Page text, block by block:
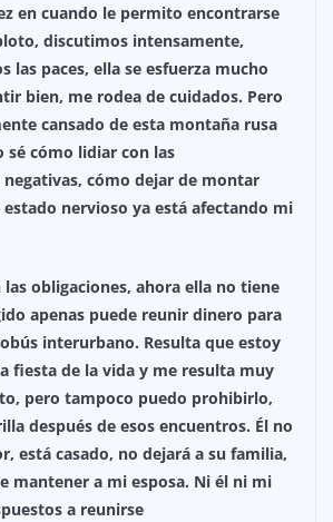
en cuando le permito encontrarse
discutimos intensamente,
las paces, ella se esfuerza mucho
bien, me rodea de cuidados. Pero
cansado de esta montaña rusa
sé cómo lidiar con las
cómo dejar de montar
estado nervioso ya está afectando mi
las obligaciones, ahora ella no tiene
apenas puede reunir dinero para
interurbano. Resulta que estoy
fiesta de la vida y me resulta muy
pero tampoco puedo prohibirlo,
después de esos encuentros. Él no
está casado, no dejará a su familia,
mantener a mi esposa. Ni él ni mi
a reunirse